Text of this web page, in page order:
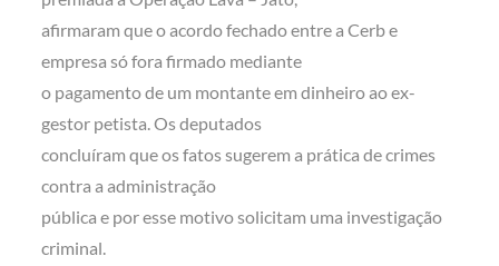
afirmaram que o acordo fechado entre a Cerb e
empresa só fora firmado mediante
o pagamento de um montante em dinheiro ao ex-
gestor petista. Os deputados
concluíram que os fatos sugerem a prática de crimes
contra a administração
pública e por esse motivo solicitam uma investigação
criminal.